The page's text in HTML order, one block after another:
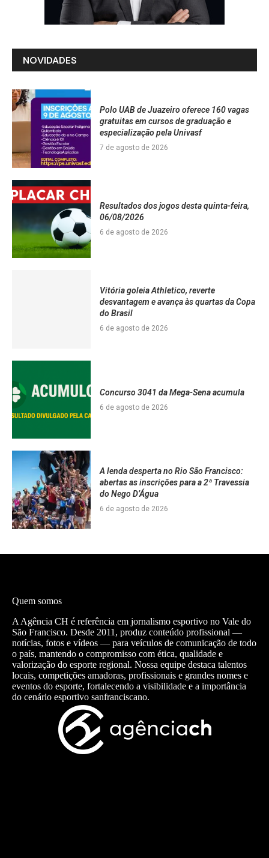
NOVIDADES
Polo UAB de Juazeiro oferece 160 vagas
gratuitas em cursos de graduação e
especialização pela Univasf
7 de agosto de 2026
Resultados dos jogos desta quinta-feira,
06/08/2026
6 de agosto de 2026
Vitória goleia Athletico, reverte
desvantagem e avança às quartas da Copa
do Brasil
6 de agosto de 2026
Concurso 3041 da Mega-Sena acumula
6 de agosto de 2026
A lenda desperta no Rio São Francisco:
abertas as inscrições para a 2ª Travessia
do Nego D’Água
6 de agosto de 2026
Quem somos
A Agência CH é referência em jornalismo esportivo no Vale do
São Francisco. Desde 2011, produz conteúdo profissional —
notícias, fotos e vídeos — para veículos de comunicação de todo
o país, mantendo o compromisso com ética, qualidade e
valorização do esporte regional. Nossa equipe destaca talentos
locais, competições amadoras, profissionais e grandes nomes e
eventos do esporte, fortalecendo a visibilidade e a importância
do cenário esportivo sanfranciscano.